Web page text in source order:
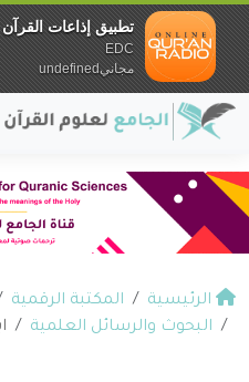
الرئيسية المكتبة الرقمية
البحوث والرسائل العلمية
تطبيق إذاعات القرآن
EDC
مجانيundefined